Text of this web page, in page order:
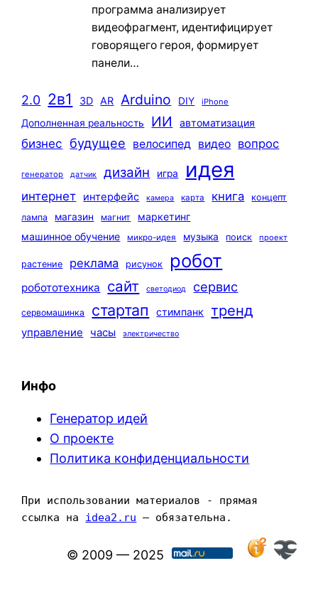
программа анализирует
видеофрагмент, идентифицирует
говорящего героя, формирует
панели…
2.0 2в1 3D AR Arduino DIY iPhone
Дополненная реальность ИИ автоматизация
бизнес будущее велосипед видео вопрос
генератор датчик дизайн игра идея
интернет интерфейс камера карта книга
концепт
лампа
магазин магнит
маркетинг
машинное обучение
микро-идея музыка поиск проект
растение реклама рисунок робот
робототехника сайт светодиод сервис
сервомашинка стартап стимпанк тренд
управление часы электричество
Инфо
Генератор идей
О проекте
Политика конфиденциальности
При использовании материалов - прямая
ссылка на idea2.ru — обязательна.
© 2009 — 2025